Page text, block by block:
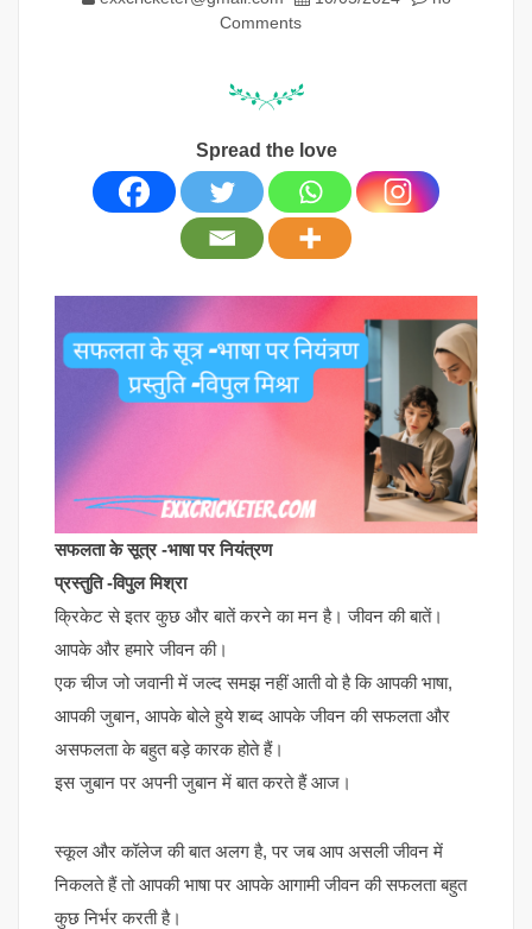
Comments
Spread the love
सफलता के सूत्र -भाषा पर नियंत्रण
प्रस्तुति -विपुल मिश्रा
क्रिकेट से इतर कुछ और बातें करने का मन है। जीवन की बातें।
आपके और हमारे जीवन की।
एक चीज जो जवानी में जल्द समझ नहीं आती वो है कि आपकी भाषा,
आपकी जुबान, आपके बोले हुये शब्द आपके जीवन की सफलता और
असफलता के बहुत बड़े कारक होते हैं।
इस जुबान पर अपनी जुबान में बात करते हैं आज।
स्कूल और कॉलेज की बात अलग है, पर जब आप असली जीवन में
निकलते हैं तो आपकी भाषा पर आपके आगामी जीवन की सफलता बहुत
कुछ निर्भर करती है।